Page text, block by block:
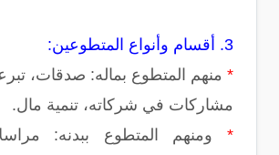
3. أقسام وأنواع المتطوعين:
* منهم المتطوع بماله: صدقات،
مشاركات في شركاته، تنمية مال.
* ومنهم المتطوع ببدنه: